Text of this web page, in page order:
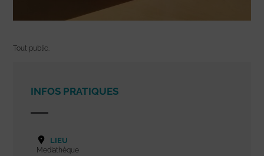
Tout public.
INFOS PRATIQUES
LIEU
Mediathèque